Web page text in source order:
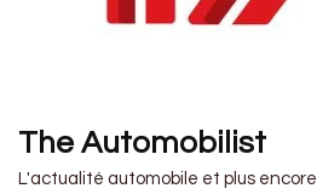
The Automobilist
L'actualité automobile et plus encore